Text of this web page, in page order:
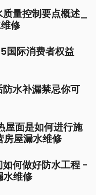
量控制要点概述_
修
国际消费者权益
水补漏禁忌你可
屋面是如何进行施
屋漏水维修
何做好防水工程 -
水维修